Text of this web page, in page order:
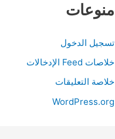
منوعات
تسجيل الدخول
خلاصات Feed الإدخالات
خلاصة التعليقات
WordPress.org